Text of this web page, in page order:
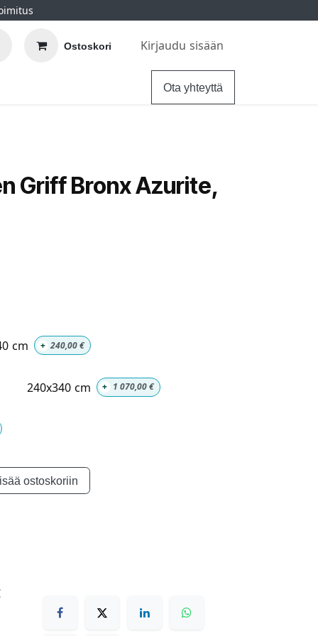
Ostoskori Kirjaudu sisään
Ota yhteyttä
Griff Bronx Azurite,
cm + 240,00 €
240x340 cm + 1 070,00€
ostoskoriin